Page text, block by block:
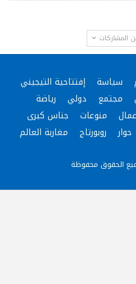
المشاركات
سياسة
إفتتاحية التيجيني
مجتمع دولي
رياضة
منوعات
جناس كبرى
حوار روبورتاج مغاربة العالم